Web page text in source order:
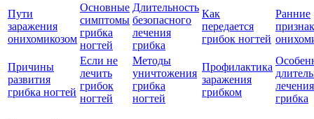
Пути
заражения
онихомикозом
Основные
симптомы
грибка
ногтей
Длительность
безопасного
лечения
грибка
Как
передается
грибок ногтей
Ранние
Причины
развития
грибка ногтей
Если не
лечить
грибок
ногтей
Методы
уничтожения
грибка
ногтей
Профилактика
заражения
грибком
лечения
грибка